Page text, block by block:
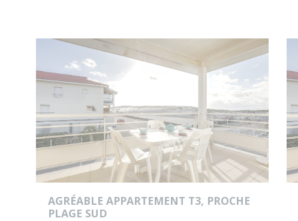
AGRÉABLE APPARTEMENT T3, PROCHE
PLAGE SUD